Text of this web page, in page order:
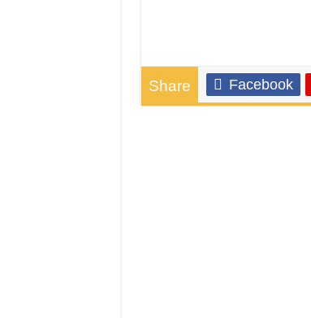
Share Facebook